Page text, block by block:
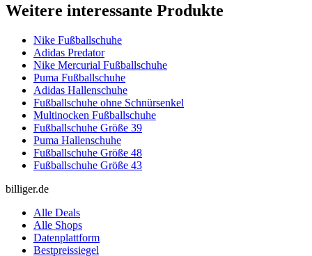
Weitere interessante Produkte
Nike Fußballschuhe
Adidas Predator
Nike Mercurial Fußballschuhe
Puma Fußballschuhe
Adidas Hallenschuhe
Fußballschuhe ohne Schnürsenkel
Multinocken Fußballschuhe
Fußballschuhe Größe 39
Puma Hallenschuhe
Fußballschuhe Größe 48
Fußballschuhe Größe 43
billiger.de
Alle Deals
Alle Shops
Datenplattform
Bestpreissiegel